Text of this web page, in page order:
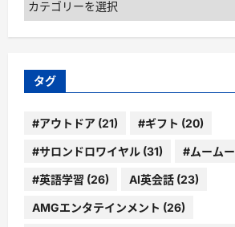
テ
ゴ
ー
タグ
#アウトドア (21) #ギフト (20)
#サロンドロワイヤル (31) #ムーム
#英語学習 (26) AI英会話 (23)
AMGエンタテインメント (26)